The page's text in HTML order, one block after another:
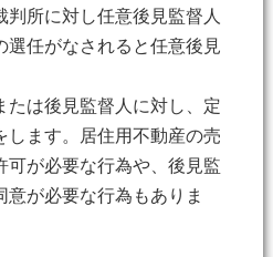
所に対し任意後見監督人
選任がなされると任意後見
たは後見監督人に対し、定
します。居住用不動産の売
可が必要な行為や、後見監
が必要な行為もありま